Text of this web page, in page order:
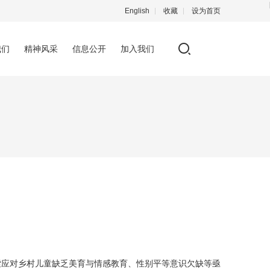
English 收藏 设为首页
精神风采 信息公开 加入我们
对乡村儿童缺乏美育与情感教育、性别平等意识欠缺等亟